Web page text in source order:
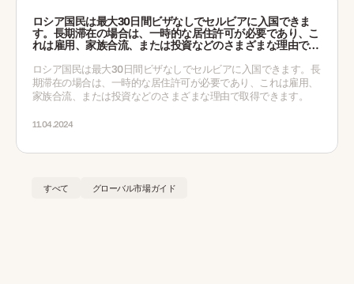
ロシア国民は最大30日間ビザなしでセルビアに入国できま
す。長期滞在の場合は、一時的な居住許可が必要であり、こ
れは雇用、家族合流、または投資などのさまざまな理由で取
ロシア国民は最大30日間ビザなしでセルビアに入国できます。長
期滞在の場合は、一時的な居住許可が必要であり、これは雇用、
家族合流、または投資などのさまざまな理由で取得できます。
11.04.2024
すべて グローバル市場ガイド